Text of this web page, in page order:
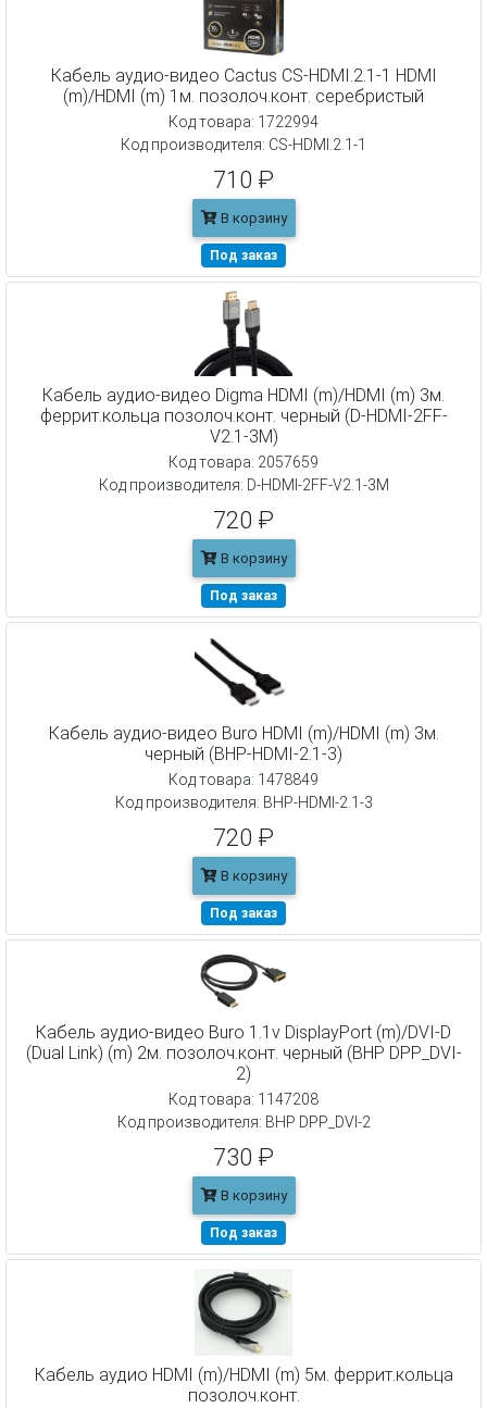
Кабель аудио-видео Cactus CS-HDMI.2.1-1 HDMI
(m)/HDMI (m) 1м. позолоч.конт. серебристый
Код товара: 1722994
Код производителя: CS-HDMI.2.1-1
710 ₽
В корзину
Под заказ
Кабель аудио-видео Digma HDMI (m)/HDMI (m) 3м.
феррит.кольца позолоч.конт. черный (D-HDMI-2FF-
V2.1-3M)
Код товара: 2057659
Код производителя: D-HDMI-2FF-V2.1-3M
720 ₽
В корзину
Под заказ
Кабель аудио-видео Buro HDMI (m)/HDMI (m) 3м.
черный (BHP-HDMI-2.1-3)
Код товара: 1478849
Код производителя: BHP-HDMI-2.1-3
720 ₽
В корзину
Под заказ
Кабель аудио-видео Buro 1.1v DisplayPort (m)/DVI-D
(Dual Link) (m) 2м. позолоч.конт. черный (BHP DPP_DVI-
2)
Код товара: 1147208
Код производителя: BHP DPP_DVI-2
730 ₽
В корзину
Под заказ
Кабель аудио HDMI (m)/HDMI (m) 5м. феррит.кольца
позолоч.конт.